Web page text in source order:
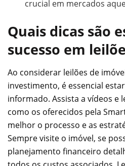
crucial em mercados
Quais dicas são
sucesso em
Ao considerar leilões de
investimento, é essencial
informado. Assista a vídeos e
como os oferecidos pela
melhor o processo e as
Sempre visite o imóvel, se
planejamento financeiro